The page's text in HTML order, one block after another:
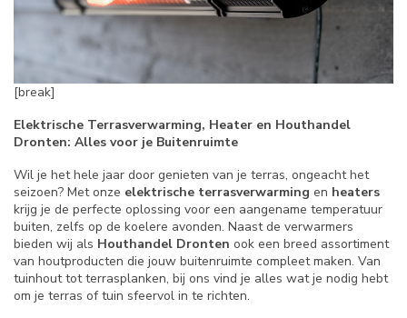
[break]
Elektrische Terrasverwarming, Heater en Houthandel
Dronten: Alles voor je Buitenruimte
Wil je het hele jaar door genieten van je terras, ongeacht het
seizoen? Met onze elektrische terrasverwarming en heaters
krijg je de perfecte oplossing voor een aangename temperatuur
buiten, zelfs op de koelere avonden. Naast de verwarmers
bieden wij als Houthandel Dronten ook een breed assortiment
van houtproducten die jouw buitenruimte compleet maken. Van
tuinhout tot terrasplanken, bij ons vind je alles wat je nodig hebt
om je terras of tuin sfeervol in te richten.